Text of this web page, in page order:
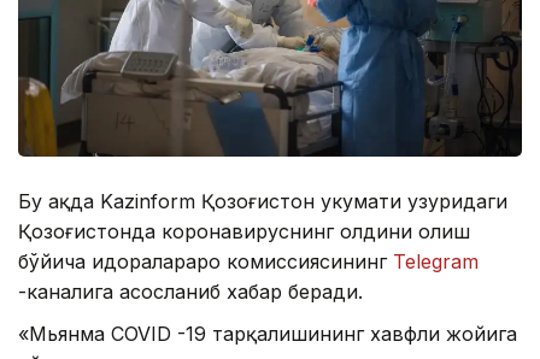
Бу ҳақда Kazinform Қозоғистон ҳукумати ҳузуридаги
Қозоғистонда коронавируснинг олдини олиш
бўйича идоралараро комиссиясининг Telegram
-каналига асосланиб хабар беради.
«Мьянма COVID -19 тарқалишининг хавфли жойига